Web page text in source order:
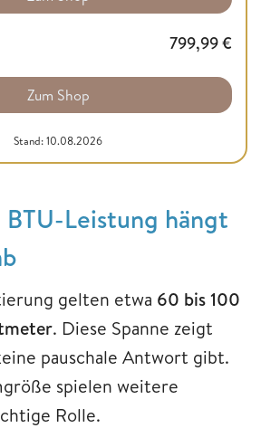
799,99€
Zum Shop
Stand: 10.08.2026
Leistung hängt
gelten etwa 60 bis 100
. Diese Spanne zeigt
pauschale Antwort gibt.
spielen weitere
Rolle.